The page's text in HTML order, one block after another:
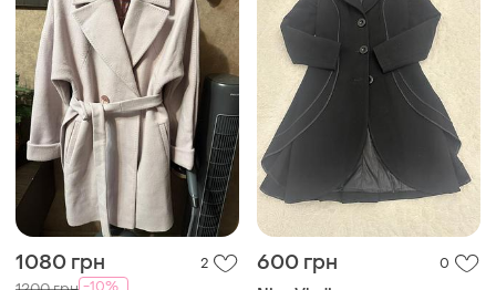
1080 грн 2 600 грн 0